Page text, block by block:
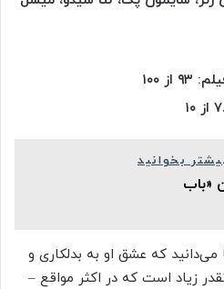
۱۰۰
بخوانید
«باب
می‌دانید که عشق او به بدلکاری و
زیاد است که در اکثر مواقع –